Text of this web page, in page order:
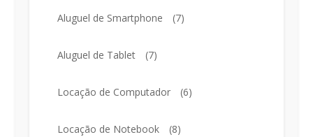
Aluguel de Smartphone (7)
Aluguel de Tablet (7)
Locação de Computador (6)
Locação de Notebook (8)